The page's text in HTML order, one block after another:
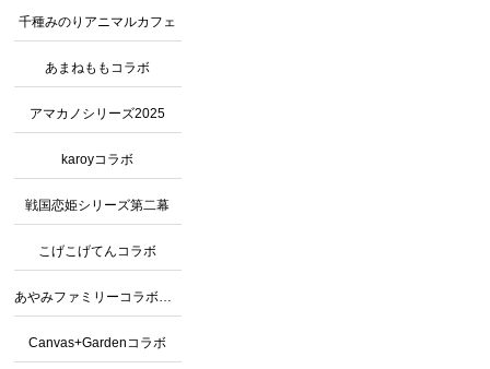
千種みのりアニマルカフェ
あまねももコラボ
アマカノシリーズ2025
karoyコラボ
戦国恋姫シリーズ第二幕
こげこげてんコラボ
Canvas+Gardenコラボ